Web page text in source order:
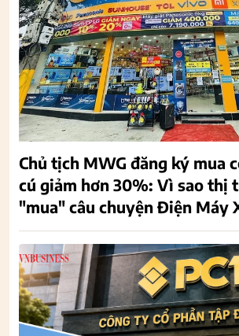
Chủ tịch MWG đăng ký mua
cú giảm hơn 30%: Vì sao thị
"mua" câu chuyện Điện Máy